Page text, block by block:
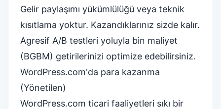
Gelir paylaşımı yükümlülüğü veya teknik
kısıtlama yoktur. Kazandıklarınız sizde kalır.
Agresif A/B testleri yoluyla bin maliyet
(BGBM) getirilerinizi optimize edebilirsiniz.
WordPress.com'da para kazanma
(Yönetilen)
WordPress.com ticari faaliyetleri sıkı bir